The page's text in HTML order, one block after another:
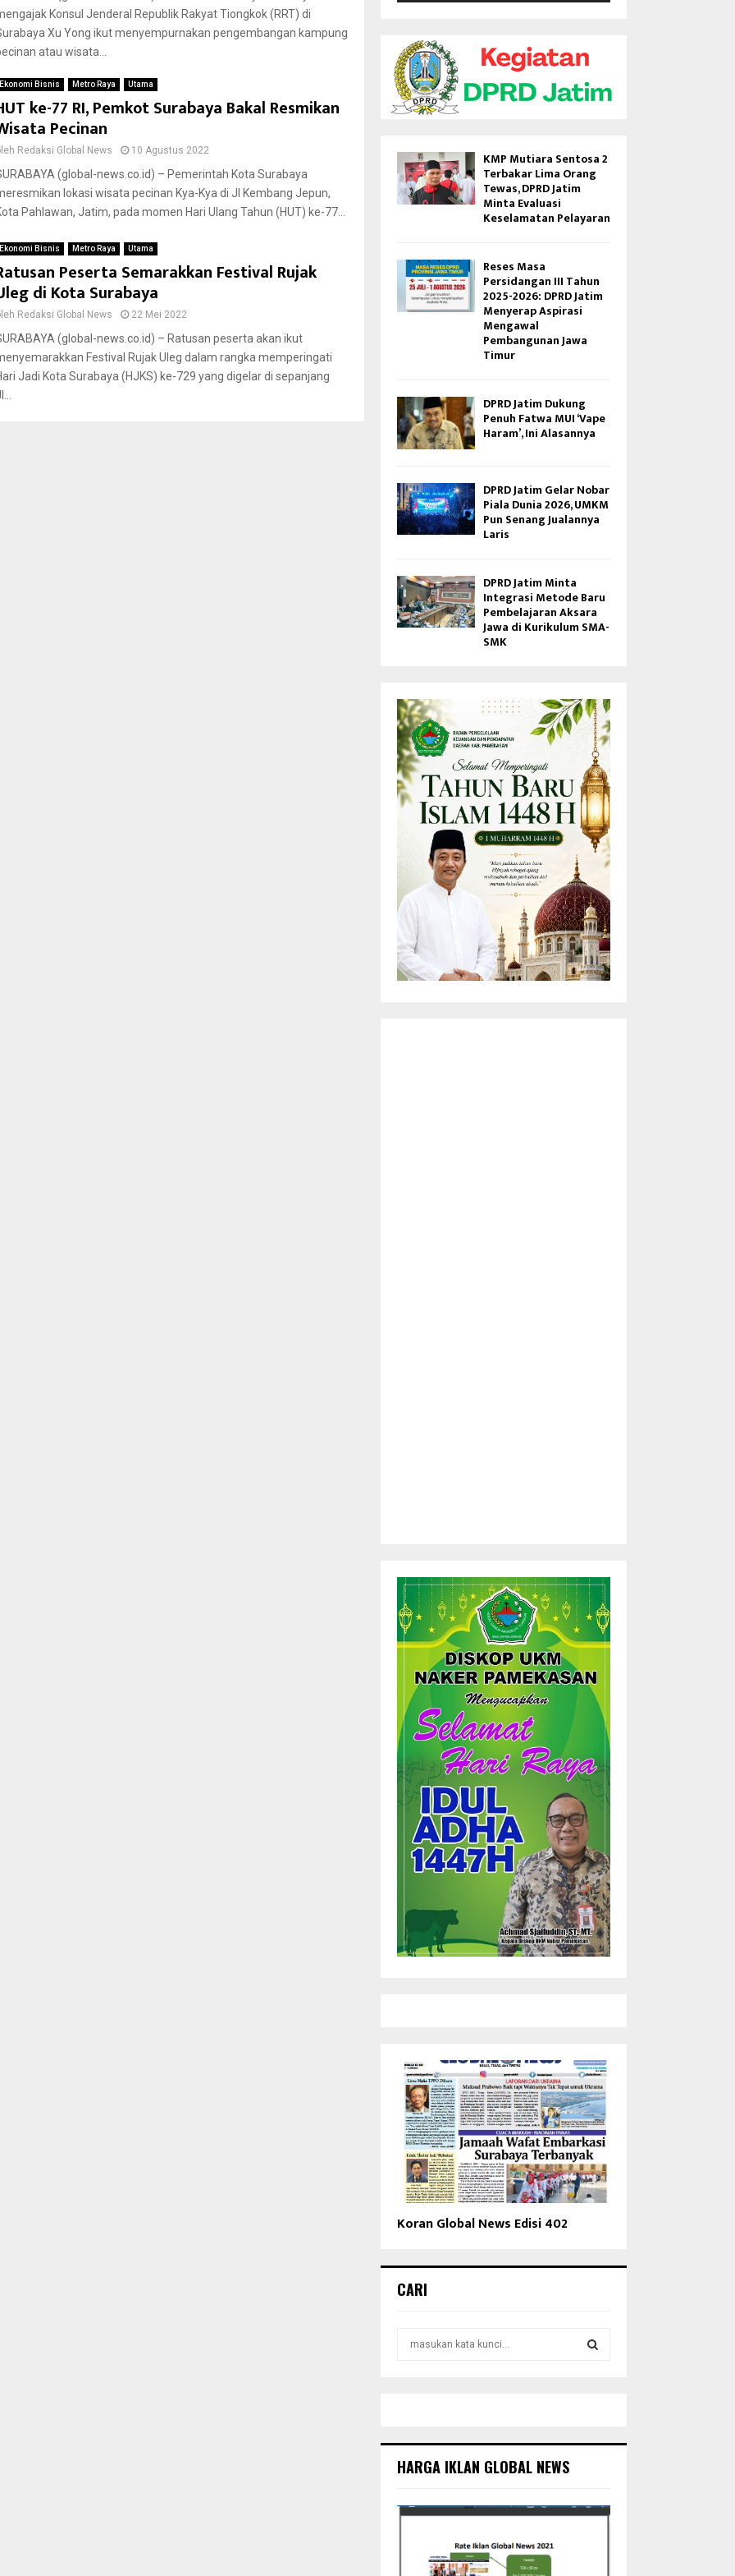
Konsul Jenderal Republik Rakyat Tiongkok (RRT) di
Xu Yong ikut menyempurnakan pengembangan kampung
atau wisata...
Ekonomi Bisnis Metro Raya Utama
ke-77 RI, Pemkot Surabaya Bakal Resmikan
Pecinan
Redaksi Global News 10 Agustus 2022
(global-news.co.id) – Pemerintah Kota Surabaya
lokasi wisata pecinan Kya-Kya di Jl Kembang Jepun,
Pahlawan, Jatim, pada momen Hari Ulang Tahun (HUT) ke-77...
Ekonomi Bisnis Metro Raya Utama
Peserta Semarakkan Festival Rujak
di Kota Surabaya
Redaksi Global News 22 Mei 2022
(global-news.co.id) – Ratusan peserta akan ikut
Festival Rujak Uleg dalam rangka memperingati
Jadi Kota Surabaya (HJKS) ke-729 yang digelar di sepanjang
e
o
KMP Mutiara Sentosa 2
Terbakar Lima Orang
Tewas, DPRD Jatim
Minta Evaluasi
Keselamatan Pelayaran
Reses Masa
Persidangan III Tahun
2025-2026: DPRD Jatim
Menyerap Aspirasi
Mengawal
Pembangunan Jawa
Timur
DPRD Jatim Dukung
Penuh Fatwa MUI ‘Vape
Haram’, Ini Alasannya
DPRD Jatim Gelar Nobar
Piala Dunia 2026, UMKM
Pun Senang Jualannya
Laris
DPRD Jatim Minta
Integrasi Metode Baru
Pembelajaran Aksara
Jawa di Kurikulum SMA-
SMK
Koran Global News Edisi 402
CARI
r
A
C
HARGA IKLAN GLOBAL NEWS